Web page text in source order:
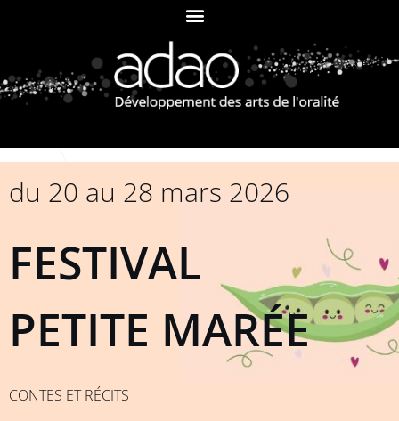
du 20 au 28 mars 2026
FESTIVAL
PETITE MARÉE
CONTES ET RÉCITS